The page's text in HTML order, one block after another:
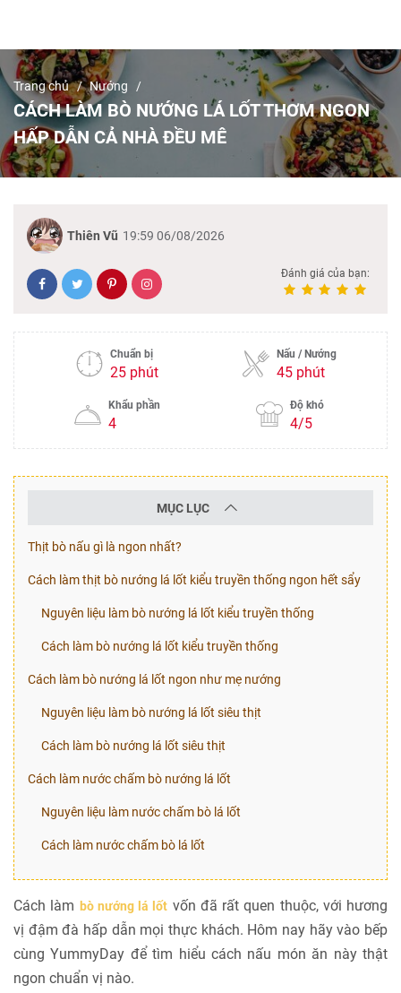
Trang chủ Nướng
CÁCH LÀM BÒ NƯỚNG LÁ LỐT THƠM NGON
HẤP DẪN CẢ NHÀ ĐỀU MÊ
Thiên Vũ 19:59 06/08/2026
Đánh giá của bạn:
Chuẩn bị
25 phút
Nấu / Nướng
45 phút
Khẩu phần
4
Độ khó
4/5
MỤC LỤC
Thịt bò nấu gì là ngon nhất?
Cách làm thịt bò nướng lá lốt kiểu truyền thống ngon hết sẩy
Nguyên liệu làm bò nướng lá lốt kiểu truyền thống
Cách làm bò nướng lá lốt kiểu truyền thống
Cách làm bò nướng lá lốt ngon như mẹ nướng
Nguyên liệu làm bò nướng lá lốt siêu thịt
Cách làm bò nướng lá lốt siêu thịt
Cách làm nước chấm bò nướng lá lốt
Nguyên liệu làm nước chấm bò lá lốt
Cách làm nước chấm bò lá lốt
Cách làm bò nướng lá lốt vốn đã rất quen thuộc, với hương
vị đậm đà hấp dẫn mọi thực khách. Hôm nay hãy vào bếp
cùng YummyDay để tìm hiểu cách nấu món ăn này thật
ngon chuẩn vị nào.